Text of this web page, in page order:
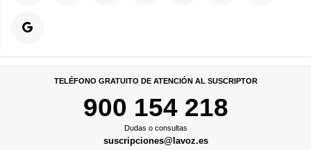
TELÉFONO GRATUITO DE ATENCIÓN AL SUSCRIPTOR
900 154 218
Dudas o consultas
suscripciones@lavoz.es